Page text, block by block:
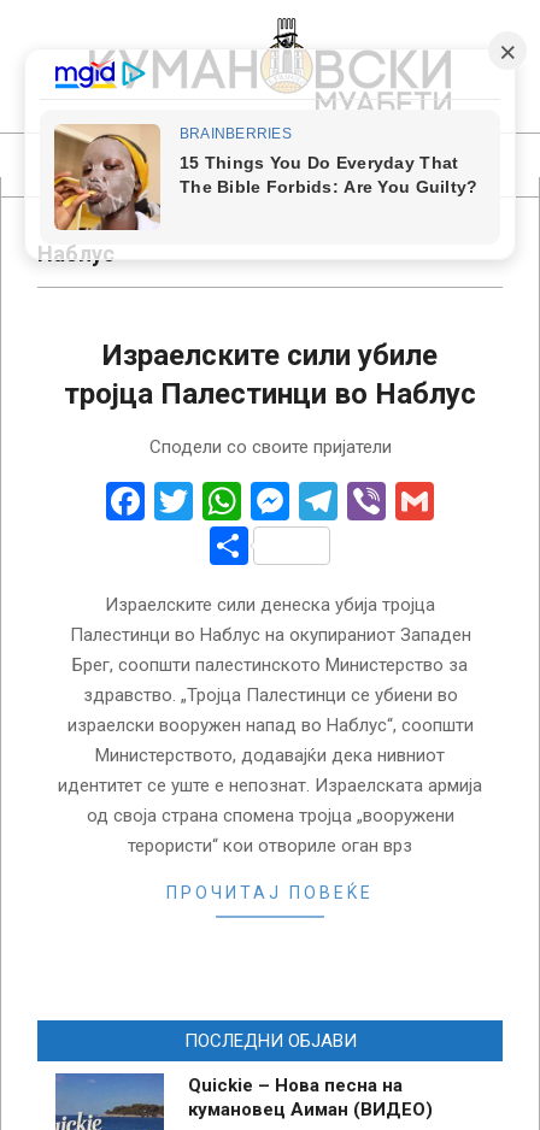
content
КУМАНОВСКИ
МУАБЕТИ
Primary
Navigation
MenuНаблус
Израелските сили убиле
тројца Палестинци во Наблус
Сподели со своите пријатели
Facebook
Twitter
WhatsApp
Messenger
Telegram
Viber
Share
Израелските сили денеска убија тројца
Палестинци во Наблус на окупираниот Западен
Брег, соопшти палестинското Министерство за
здравство. „Тројца Палестинци се убиени во
израелски вооружен напад во Наблус“, соопшти
Министерството, додавајќи дека нивниот
идентитет се уште е непознат. Израелската армија
од своја страна спомена тројца „вооружени
терористи“ кои отвориле оган врз
ПРОЧИТАЈ ПОВЕЌЕ
ПОСЛЕДНИ ОБЈАВИ
Quickie – Нова песна на
кумановец Аиман (ВИДЕО)